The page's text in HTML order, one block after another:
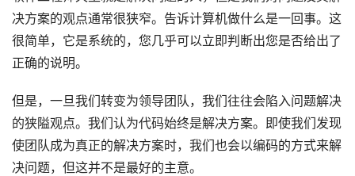
决方案的观点通常很狭窄。告诉计算机做什么是一回事。这
很简单，它是系统的，您几乎可以立即判断出您是否给出了
正确的说明。
但是，一旦我们转变为领导团队，我们往往会陷入问题解决
的狭隘观点。我们认为代码始终是解决方案。即使我们发现
使团队成为真正的解决方案时，我们也会以编码的方式来解
决问题，但这并不是最好的主意。